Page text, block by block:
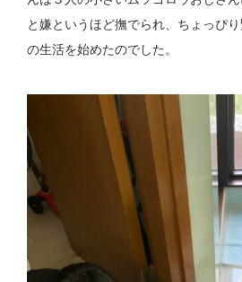
と嫌というほど撫でられ、ちょっぴ
の生活を始めたのでした。